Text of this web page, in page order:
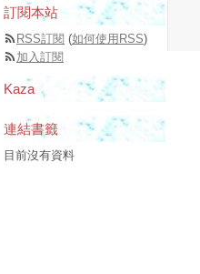
訂閱本站
RSS訂閱 (如何使用RSS)
加入訂閱
Kaza
連結書籤
目前沒有資料